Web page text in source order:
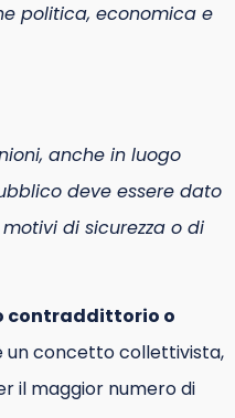
politica, economica e
anche in luogo
deve essere dato
di sicurezza o di
contraddittorio o
un concetto collettivista,
il maggior numero di